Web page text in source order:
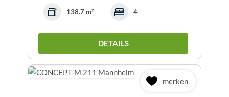
138.7 m² 4
DETAILS
merken